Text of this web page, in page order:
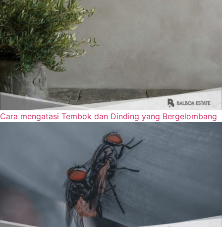
Cara mengatasi Tembok dan Dinding yang Bergelombang